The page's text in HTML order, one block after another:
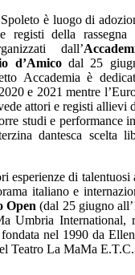
è luogo di
registi della rassegna
dall’
d’Amico dal 25
Accademia è
e 2021 mentre
attori e registi allievi
studi e performance
dantesca scelta
esperienze di talentuosi
italiano e
Open(dal 25 giugno
Umbria International,
nel 1990 da
Teatro La MaMa